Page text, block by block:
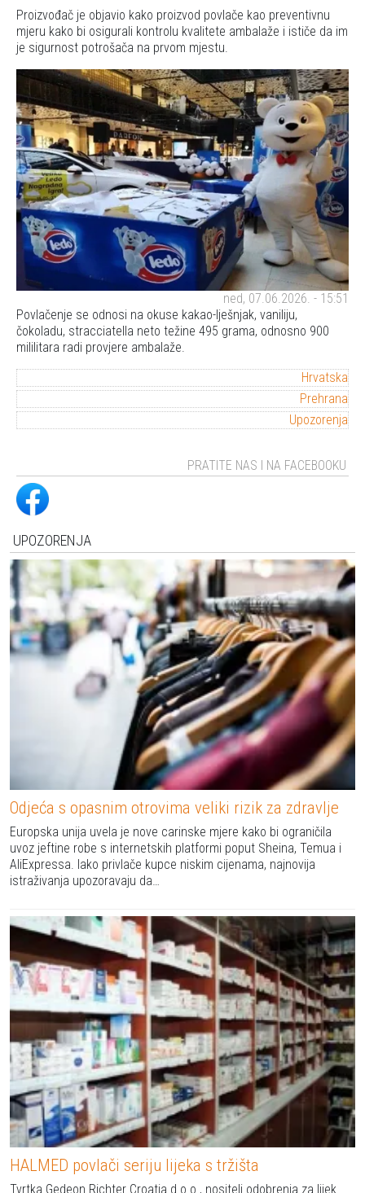
Proizvođač je objavio kako proizvod povlače kao preventivnu
mjeru kako bi osigurali kontrolu kvalitete ambalaže i ističe da im
je sigurnost potrošača na prvom mjestu.
ned, 07.06.2026. - 15:51
Povlačenje se odnosi na okuse kakao-lješnjak, vaniliju,
čokoladu, stracciatella neto težine 495 grama, odnosno 900
mililitara radi provjere ambalaže.
Hrvatska
Prehrana
Upozorenja
PRATITE NAS I NA FACEBOOKU
UPOZORENJA
Odjeća s opasnim otrovima veliki rizik za zdravlje
Europska unija uvela je nove carinske mjere kako bi ograničila
uvoz jeftine robe s internetskih platformi poput Sheina, Temua i
AliExpressa. Iako privlače kupce niskim cijenama, najnovija
istraživanja upozoravaju da…
HALMED povlači seriju lijeka s tržišta
Tvrtka Gedeon Richter Croatia d.o.o., nositelj odobrenja za lijek